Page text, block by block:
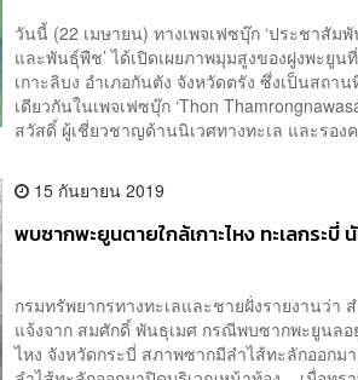
วันนี้ (22 เมษายน) ทางเพจเฟซบุ๊ก ‘ประชาสั
และพันธุ์พืช’ ได้เปิดเผยภาพมุมสูงของฝูงพะยู
เกาะลิบง อำเภอกันตัง จังหวัดตรัง​ ซึ่งเป็นสถ
เดียวกันในเพจเฟซบุ๊ก ‘Thon
สวัสดิ์ ผู้เชี่ยวชาญด้านนิเวศทางทะเล และรอง
15 กันยายน 2019
พบซากพะยูนตายใกล้เกาะไหง ทะเลกระบี่
กรมทรัพยากรทางทะเลและชายฝั่งรายงานว่า
แจ้งจาก สมศักดิ์ พันธุเมศ กรณีพบซากพะยูนลอ
ไหง จังหวัดกระบี่ สภาพซากมีลำไส้ทะลักออกม